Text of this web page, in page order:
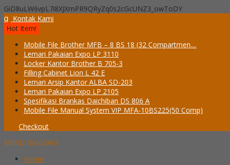
GiD8uLW6vpL7i8XJXmPR9QRyZq0s2cGcUNZ3_owToDY
q Kontak Kami
Hot Item!
Mobile File Brother MFB – 8 BS 18 (32 Compartmen....
Lemari Pakaian Expo LP 3110
Locker Kantor Brother B 705-3
Filling Cabinet Lion L 42 E
Lemari Arsip Kantor ALBA SD-203
Lemari Pakaian Expo LP 2105
Spesifikasi Brankas Daichiban DS 806 A
Mobile File Manual System VIP MFA-10BS225(50 Comp)
Checkout
MENU NAVIGASI
Home